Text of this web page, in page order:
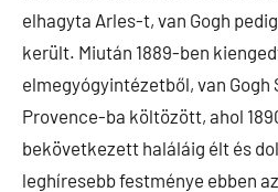
elhagyta Arles-t, van Gogh
került. Miután 1889-ben
elmegyógyintézetből, van
Provence-ba költözött, ahol
bekövetkezett haláláig élt és
leghíresebb festménye ebben